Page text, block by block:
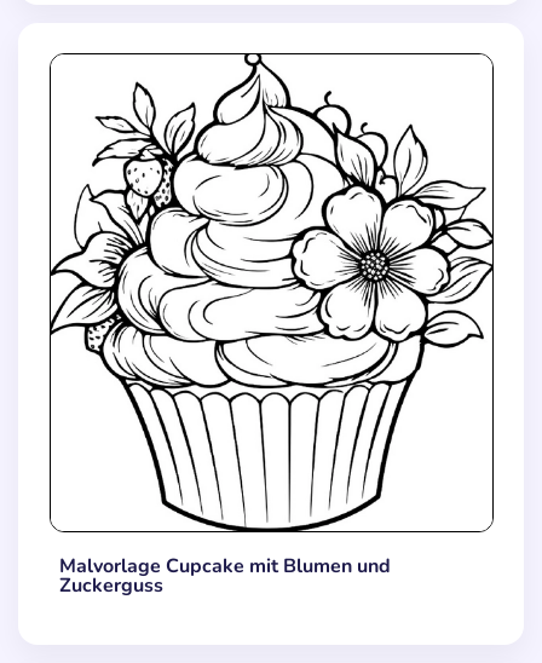
Malvorlage Cupcake mit Blumen und
Zuckerguss